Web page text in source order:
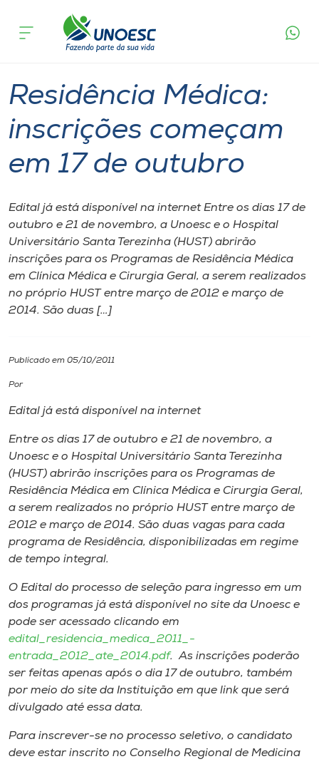
Cursos
Pesquisa
Atendimento ao Estudante
Portal de Ensino
A
Unoesc
Internacionalização
Cultura
CPA
Biblioteca
Editora
Rádio
Museu
Unoesc
Store
acontece
Residência Médica:
inscrições começam
em 17 de outubro
Edital já está disponível na internet Entre os dias 17 de
outubro e 21 de novembro, a Unoesc e o Hospital
Universitário Santa Terezinha (HUST) abrirão
inscrições para os Programas de Residência Médica
em Clínica Médica e Cirurgia Geral, a serem realizados
no próprio HUST entre março de 2012 e março de
2014. São duas […]
Publicado em 05/10/2011
Por
Edital já está disponível na internet
Entre os dias 17 de outubro e 21 de novembro, a
Unoesc e o Hospital Universitário Santa Terezinha
(HUST) abrirão inscrições para os Programas de
Residência Médica em Clínica Médica e Cirurgia Geral,
a serem realizados no próprio HUST entre março de
2012 e março de 2014. São duas vagas para cada
programa de Residência, disponibilizadas em regime
de tempo integral.
O Edital do processo de seleção para ingresso em um
dos programas já está disponível no site da Unoesc e
pode ser acessado clicando em
edital_residencia_medica_2011_-
entrada_2012_ate_2014.pdf. As inscrições poderão
ser feitas apenas após o dia 17 de outubro, também
por meio do site da Instituição em que link que será
divulgado até essa data.
Para inscrever-se no processo seletivo, o candidato
deve estar inscrito no Conselho Regional de Medicina